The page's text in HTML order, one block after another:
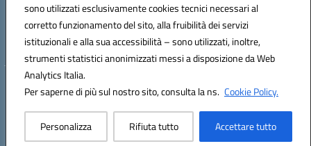
sono utilizzati esclusivamente cookies tecnici necessari al
corretto funzionamento del sito, alla fruibilità dei servizi
istituzionali e alla sua accessibilità – sono utilizzati, inoltre,
strumenti statistici anonimizzati messi a disposizione da Web
Analytics Italia.
Per saperne di più sul nostro sito, consulta la ns. Cookie Policy.
Personalizza Rifiuta tutto Accettare tutto
Codice meccanografico: NAIC847006 - Codice iPA: istsc_naic847006 -
C.F. 82009060631 - Codice univoco fatturazione elettronica (CUF):
UFUAUC
Hosting & Powered by 3D Solution S.r.l.
Concept & Design by Designers Italia